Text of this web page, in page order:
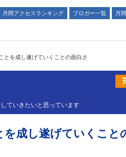
月間アクセスランキング ブロガー一覧
月
とを成し遂げていくことの面白さ
ていきたいと思っています
成し遂げていくこと